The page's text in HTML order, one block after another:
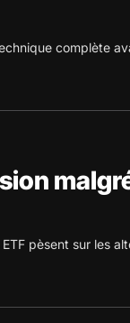
complète
pèsent sur les